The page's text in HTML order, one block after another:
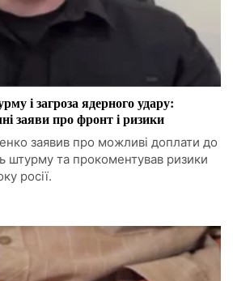
і загроза ядерного удару:
заяви про фронт і ризики
заявив про можливі доплати до
штурму та прокоментував ризики
росії.